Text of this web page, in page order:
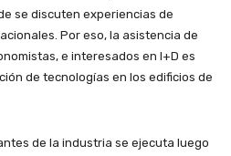
se discuten experiencias de
Por eso, la asistencia de
e interesados en I+D es
de tecnologías en los edificios de
de la industria se ejecuta luego